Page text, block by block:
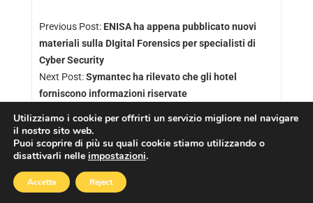
Previous Post: ENISA ha appena pubblicato nuovi
materiali sulla DIgital Forensics per specialisti di
Cyber Security
Next Post:Symantec ha rilevato che gli hotel
forniscono informazioni riservate
Copyright © 2026
Utilizziamo i cookie per offrirti un servizio migliore nel navigare
il nostro sito web.
Puoi scoprire di più su quali cookie stiamo utilizzando o
disattivarli nelle impostazioni.
Accetta Reject